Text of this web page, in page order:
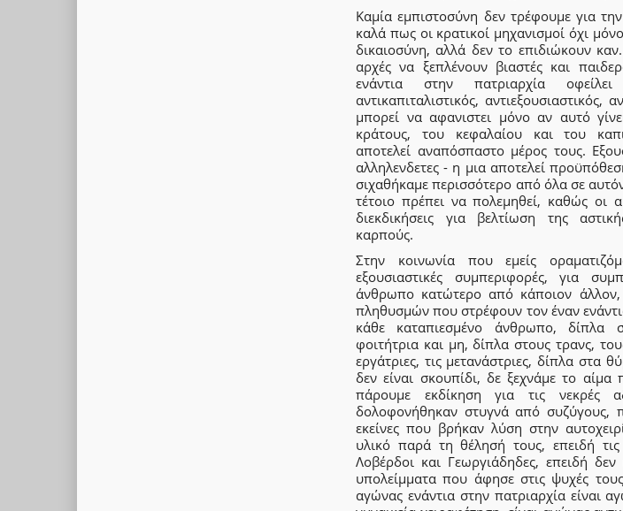
Καμία εμπιστοσύνη δεν τρέφουμε για
καλά πως οι κρατικοί μηχανισμοί όχι
δικαιοσύνη, αλλά δεν το επιδιώκουν
αρχές να ξεπλένουν βιαστές και
ενάντια στην πατριαρχία
αντικαπιταλιστικός,
μπορεί να αφανιστει μόνο αν αυτό
κράτους, του κεφαλαίου και του
αποτελεί αναπόσπαστο μέρος τους.
αλληλενδετες - η μια αποτελεί
σιχαθήκαμε περισσότερο από όλα σε
τέτοιο πρέπει να πολεμηθεί, καθώς οι
διεκδικήσεις για βελτίωση της
καρπούς.
Στην κοινωνία που εμείς
εξουσιαστικές συμπεριφορές, για
άνθρωπο κατώτερο από κάποιον άλλον,
πληθυσμών που στρέφουν τον έναν
κάθε καταπιεσμένο άνθρωπο, δίπλα
φοιτήτρια και μη, δίπλα στους τρανς,
εργάτριες, τις μετανάστριες, δίπλα στα
δεν είναι σκουπίδι, δε ξεχνάμε το
πάρουμε εκδίκηση για τις νεκρές
δολοφονήθηκαν στυγνά από συζύγους,
εκείνες που βρήκαν λύση στην
υλικό παρά τη θέλησή τους, επειδή
Λοβέρδοι και Γεωργιάδηδες, επειδή
υπολείμματα που άφησε στις ψυχές
αγώνας ενάντια στην πατριαρχία είναι